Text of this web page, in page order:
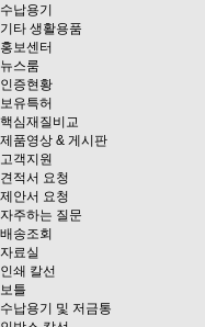
수납용기
기타 생활용품
홍보센터
뉴스룸
인증현황
보유특허
핵심재질비교
제품영상 & 게시판
고객지원
견적서 요청
제안서 요청
자주하는 질문
배송조회
자료실
인쇄 칼선
보틀
수납용기 및 저금통